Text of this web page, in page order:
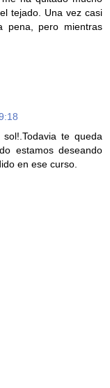
tejado. Una vez casi
pena, pero mientras
te queda
estamos deseando
en ese curso.